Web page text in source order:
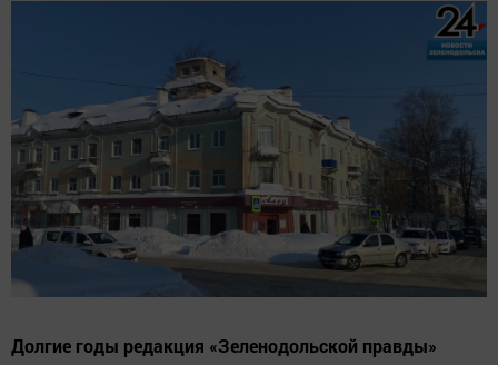
Долгие годы редакция «Зеленодольской правды»